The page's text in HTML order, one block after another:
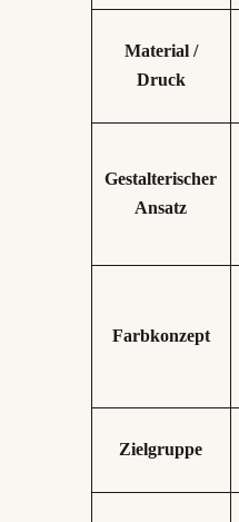
Material /
Druck
Gestalterischer
Ansatz
Farbkonzept
Zielgruppe